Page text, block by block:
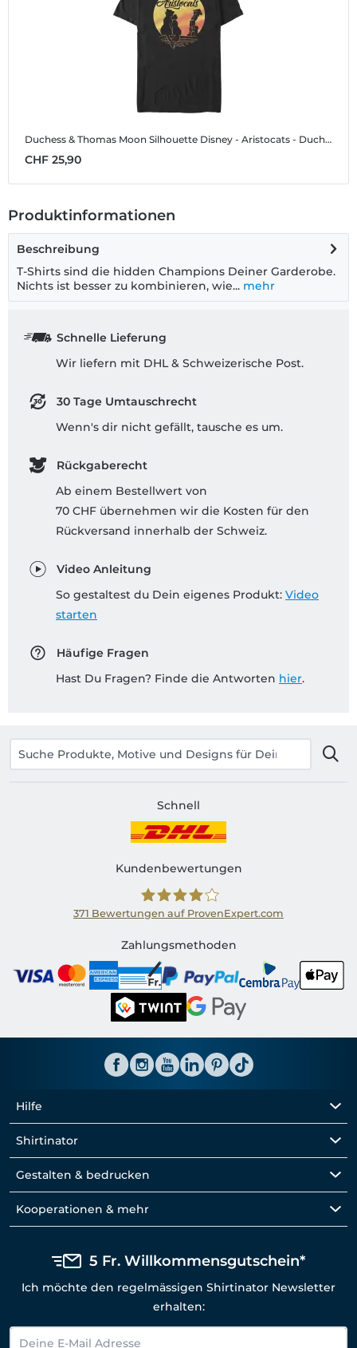
Duchess & Thomas Moon Silhouette Disney - Aristocats - Duchess & Thomas Moon Silhouette - Männer T-Shirt
CHF 25,90
Produktinformationen
Beschreibung
T-Shirts sind die hidden Champions Deiner Garderobe.
Nichts ist besser zu kombinieren, wie... mehr
Schnelle Lieferung
Wir liefern mit DHL & Schweizerische Post.
30 Tage Umtauschrecht
Wenn's dir nicht gefällt, tausche es um.
Rückgaberecht
Ab einem Bestellwert von
70 CHF übernehmen wir die Kosten für den
Rückversand innerhalb der Schweiz.
Video Anleitung
So gestaltest du Dein eigenes Produkt: Video
starten
Häufige Fragen
Hast Du Fragen? Finde die Antworten hier.
Schnell
Kundenbewertungen
Shirtinator CH
371 Bewertungen auf ProvenExpert.com
Zahlungsmethoden
Hilfe
Shirtinator
Gestalten & bedrucken
Kooperationen & mehr
5 Fr. Willkommensgutschein*
Ich möchte den regelmässigen Shirtinator Newsletter
erhalten: